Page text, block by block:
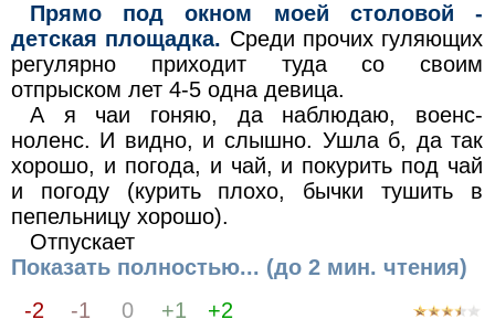
Прямо под окном моей столовой -
детская площадка. Среди прочих гуляющих
регулярно приходит туда со своим
отпрыском лет 4-5 одна девица.
А я чаи гоняю, да наблюдаю, военс-
ноленс. И видно, и слышно. Ушла б, да так
хорошо, и погода, и чай, и покурить под чай
и погоду (курить плохо, бычки тушить в
пепельницу хорошо).
Отпускает
Показать полностью... (до 2 мин. чтения)
-2
-1 0 +1
+2